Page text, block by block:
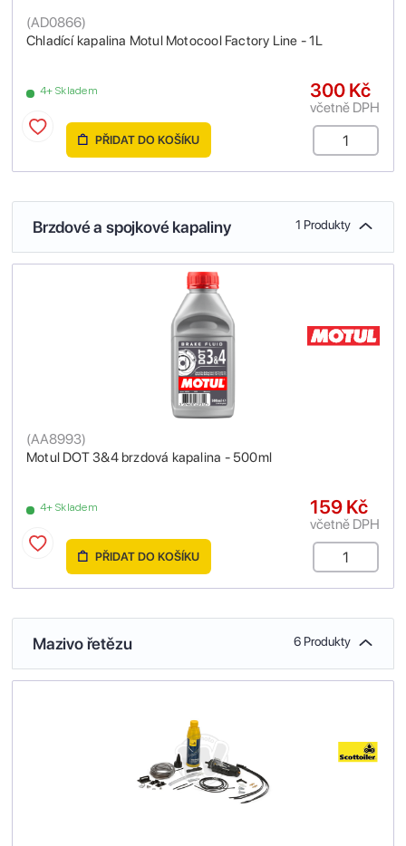
Chladící kapalina Motul Motocool Factory Line - 1L
(AD0866)
4+ Skladem 300 Kč
včetně DPH
PŘIDAT DO KOŠÍKU
Brzdové a spojkové kapaliny 1 Produkty
Motul DOT 3&4 brzdová kapalina - 500ml
(AA8993)
4+ Skladem 159 Kč
včetně DPH
PŘIDAT DO KOŠÍKU
Mazivo řetězu 6 Produkty